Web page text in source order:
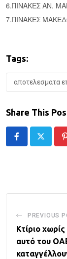
6.ΠΙΝΑΚΕΣ ΑΝ.
7.ΠΙΝΑΚΕΣ
Tags:
αποτελεσματα
Share This
PREVIOUS
Κτίριο
αυτό του